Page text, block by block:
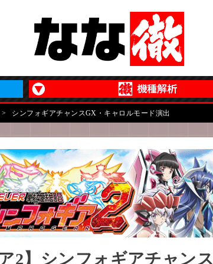
> シンフォギアチャンスGX・キャロルモード演出
2】シンフォギアチャンス